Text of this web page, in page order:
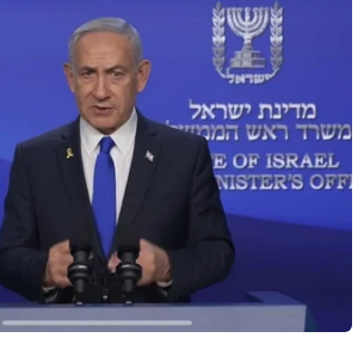
hàng online đăng tin sai
nhiễm corona'